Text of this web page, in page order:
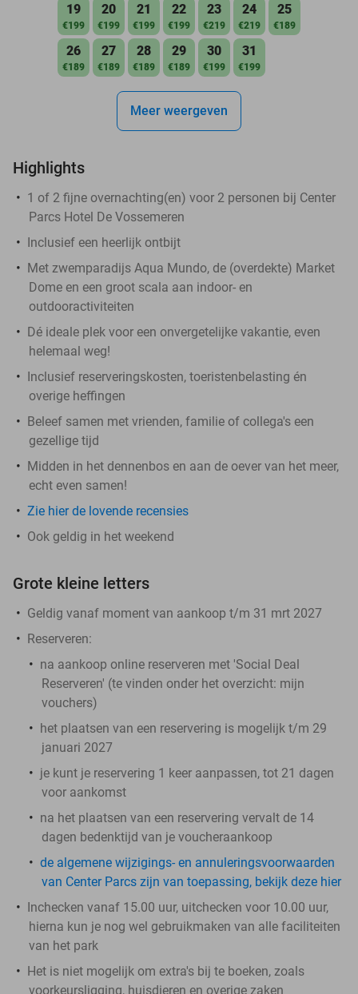
19
€199
20
€199
21
€199
22
€199
23
€219
24
€219
25
€189
26
€189
27
€189
28
€189
29
€189
30
€199
31
€199
Meer weergeven
Highlights
1 of 2 fijne overnachting(en) voor 2 personen bij Center
Parcs Hotel De Vossemeren
Inclusief een heerlijk ontbijt
Met zwemparadijs Aqua Mundo, de (overdekte) Market
Dome en een groot scala aan indoor- en
outdooractiviteiten
Dé ideale plek voor een onvergetelijke vakantie, even
helemaal weg!
Inclusief reserveringskosten, toeristenbelasting én
overige heffingen
Beleef samen met vrienden, familie of collega's een
gezellige tijd
Midden in het dennenbos en aan de oever van het meer,
echt even samen!
Zie hier de lovende recensies
Ook geldig in het weekend
Grote kleine letters
Geldig vanaf moment van aankoop t/m 31 mrt 2027
Reserveren:
na aankoop online reserveren met 'Social Deal
Reserveren' (te vinden onder het overzicht: mijn
vouchers)
het plaatsen van een reservering is mogelijk t/m 29
januari 2027
je kunt je reservering 1 keer aanpassen, tot 21 dagen
voor aankomst
na het plaatsen van een reservering vervalt de 14
dagen bedenktijd van je voucheraankoop
de algemene wijzigings- en annuleringsvoorwaarden
van Center Parcs zijn van toepassing, bekijk deze hier
Inchecken vanaf 15.00 uur, uitchecken voor 10.00 uur,
hierna kun je nog wel gebruikmaken van alle faciliteiten
van het park
Het is niet mogelijk om extra's bij te boeken, zoals
voorkeursligging, huisdieren en overige zaken